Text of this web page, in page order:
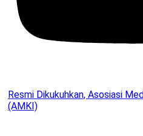
Resmi Dikukuhkan, Asosiasi
(AMKI)